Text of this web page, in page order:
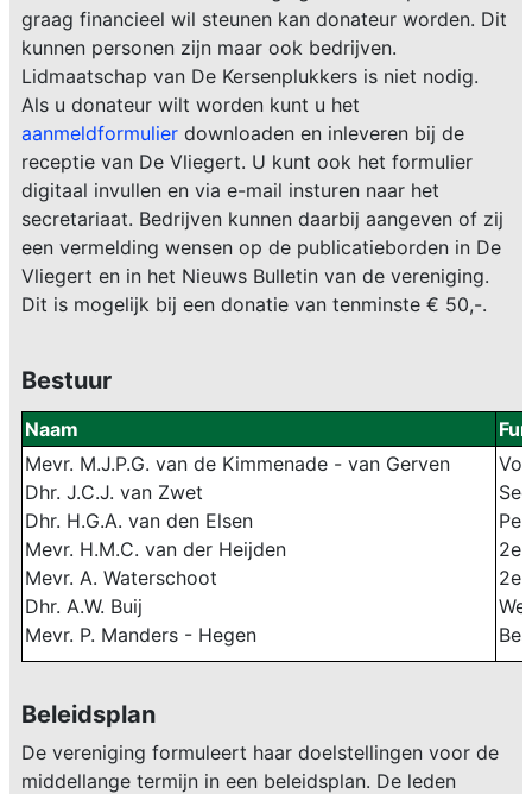
graag financieel wil steunen kan donateur worden. Dit
kunnen personen zijn maar ook bedrijven.
Lidmaatschap van De Kersenplukkers is niet nodig.
Als u donateur wilt worden kunt u het
aanmeldformulier downloaden en inleveren bij de
receptie van De Vliegert. U kunt ook het formulier
digitaal invullen en via e-mail insturen naar het
secretariaat. Bedrijven kunnen daarbij aangeven of zij
een vermelding wensen op de publicatieborden in De
Vliegert en in het Nieuws Bulletin van de vereniging.
Dit is mogelijk bij een donatie van tenminste € 50,-.
Bestuur
Naam
Mevr. M.J.P.G. van de Kimmenade - van Gerven
Dhr. J.C.J. van Zwet
Dhr. H.G.A. van den Elsen
Mevr. H.M.C. van der Heijden
Mevr. A. Waterschoot
Dhr. A.W. Buij
Mevr. P. Manders - Hegen
2e
2e
Beleidsplan
De vereniging formuleert haar doelstellingen voor de
middellange termijn in een beleidsplan. De leden